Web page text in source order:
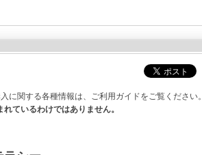
に関する各種情報は、ご利用ガイドをご覧ください。
ているわけではありません。